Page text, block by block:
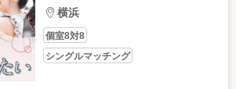
横浜
個室8対8
シングルマッチング